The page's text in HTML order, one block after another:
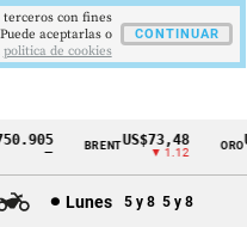
BRENTUS$73,48
▼ 1.12
ORO
Lunes 5 y 8 5 y 8
con fines
aceptarlas o
politica de cookies
CONTINUAR